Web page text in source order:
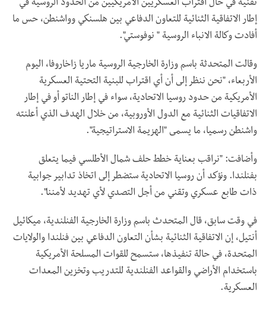
تقنية في حال اقتراب العسكريين الأمريكيين من الحدود الروسية في
إطار الاتفاقية الثنائية للتعاون الدفاعي بين هلسنكي وواشنطن، حس ما
أفادت وكالة الانباء الروسية " نوفوستي".
وقالت المتحدثة باسم وزارة الخارجية الروسية ماريا زاخاروفا، اليوم
الأربعاء، "نحن ننظر إلى أن أي اقتراب للبنية التحتية العسكرية
الأمريكية من حدود روسيا الاتحادية، سواء في إطار الناتو أو في إطار
الاتفاقيات الثنائية مع الدول الأوروبية، من خلال الهدف الذي أعلنته
واشنطن رسميا، ما يسمى "الهزيمة الاستراتيجية".
وأضافت: "نراقب بعناية خطط حلف شمال الأطلسي فيما يتعلق
بفنلندا. ونؤكد أن روسيا الاتحادية ستضطر إلى اتخاذ تدابير جوابية
ذات طابع عسكري وتقني من أجل التصدي لأي تهديد لأمننا".
في وقت سابق، قال المتحدث باسم وزارة الخارجية الفنلندية، ميكائيل
أنتيل، إن الاتفاقية الثنائية بشأن التعاون الدفاعي بين فنلندا والولايات
المتحدة، في حالة تنفيذها، ستسمح للقوات المسلحة الأمريكية
باستخدام الأراضي والقواعد الفنلندية للتدريب وتخزين المعدات
العسكرية.